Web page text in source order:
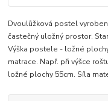
Dvoulůžková postel
častečný uložný prostor.
Výška postele - ložné
matrace. Např. při výšce
ložné plochy 55cm. Síla